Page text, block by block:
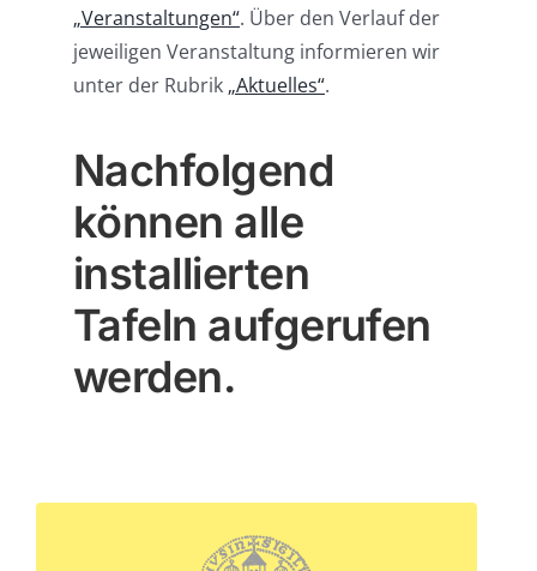
„Veranstaltungen“. Über den Verlauf der
jeweiligen Veranstaltung informieren wir
unter der Rubrik „Aktuelles“.
Nachfolgend
können alle
installierten
Tafeln aufgerufen
werden.